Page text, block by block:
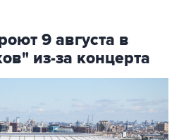
9 августа в
из-за концерта